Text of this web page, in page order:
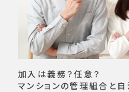
加入は義務？任意？
マンションの管理組合と